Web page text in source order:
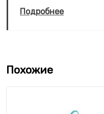
Подробнее
Похожие